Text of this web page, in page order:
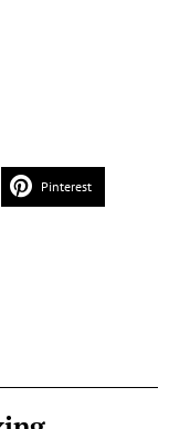
Pinterest